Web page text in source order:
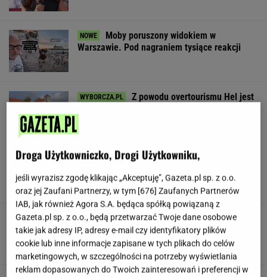
Moby poruszony widokiem w
Warszawie. Pod nagraniem tysiące reakcji
Z powodu overtourismu Hel jest
Takie "becikowe" to nawet 3 tys. zł. Pieniądze
Anastazja Kuś mistrzynią świata! Historyczny
występ, brawo!
Droga Użytkowniczko, Drogi Użytkowniku,
jeśli wyrazisz zgodę klikając „Akceptuję”, Gazeta.pl sp. z o.o.
oraz jej Zaufani Partnerzy, w tym [676] Zaufanych Partnerów
IAB, jak również Agora S.A. będąca spółką powiązaną z
Gazeta.pl sp. z o.o., będą przetwarzać Twoje dane osobowe
takie jak adresy IP, adresy e-mail czy identyfikatory plików
cookie lub inne informacje zapisane w tych plikach do celów
marketingowych, w szczególności na potrzeby wyświetlania
reklam dopasowanych do Twoich zainteresowań i preferencji w